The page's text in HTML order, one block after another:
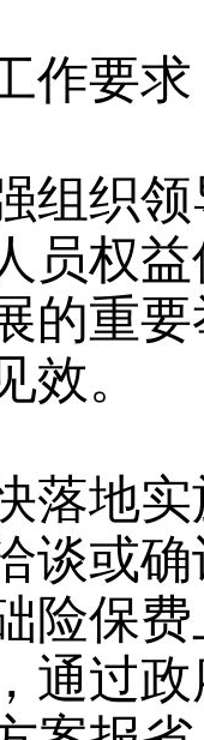
要求
织领
员权
的重
效。
地实
谈或
险保
通过